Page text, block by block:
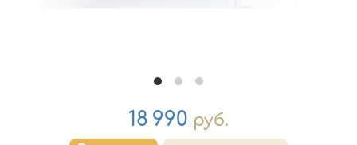
Цена
18 990 руб.